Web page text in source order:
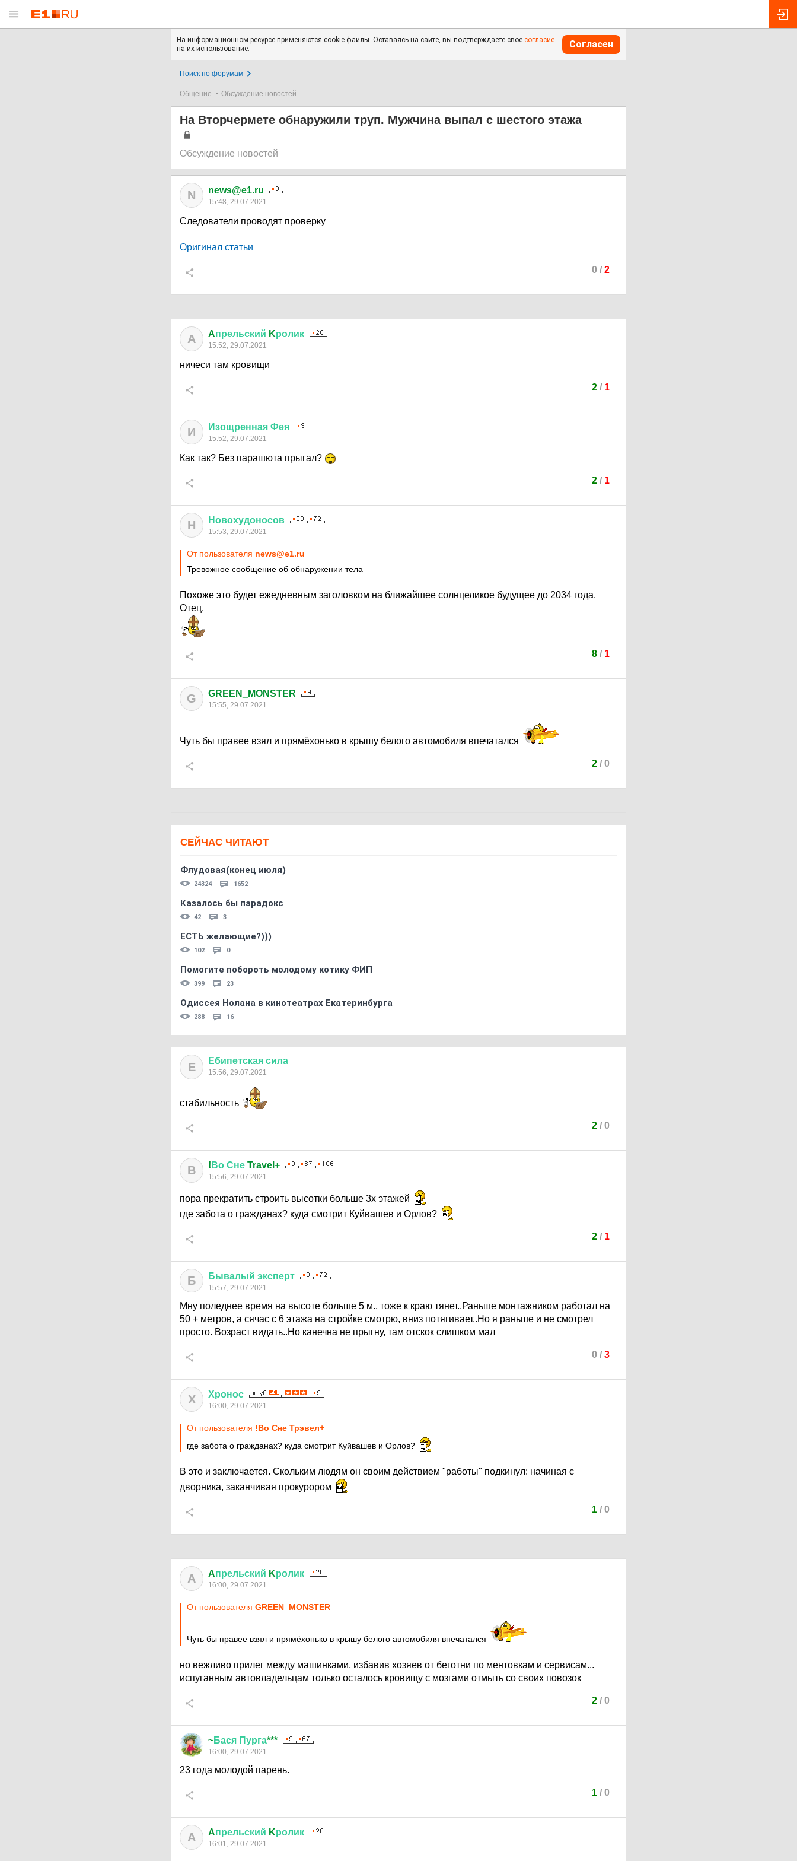
На информационном ресурсе применяются cookie-файлы. Оставаясь на сайте, вы подтверждаете свое согласие
на их использование.
Согласен
Поиск по форумам
Общение Обсуждение новостей
На Вторчермете обнаружили труп. Мужчина выпал с шестого этажа
Обсуждение новостей
N news@e1.ru
15:48, 29.07.2021
Следователи проводят проверку
Оригинал статьи
0 / 2
A Aпрельский Kролик
15:52, 29.07.2021
ничеси там кровищи
2/ 1
И Изощренная Фея
15:52, 29.07.2021
Как так? Без парашюта прыгал?
2/ 1
Н Новохудоносов
15:53, 29.07.2021
От пользователя news@e1.ru
Тревожное сообщение об обнаружении тела
Похоже это будет ежедневным заголовком на ближайшее солнцеликое будущее до 2034 года.
Отец.
8/ 1
G GREEN_MONSTER
15:55, 29.07.2021
Чуть бы правее взял и прямёхонько в крышу белого автомобиля впечатался
2/ 0
СЕЙЧАС ЧИТАЮТ
Флудовая(конец июля)
24324 1652
Казалось бы парадокс
42 3
ЕСТЬ желающие?)))
102 0
Помогите побороть молодому котику ФИП
399 23
Одиссея Нолана в кинотеатрах Екатеринбурга
288 16
Е Ебипетская сила
15:56, 29.07.2021
стабильность
2/ 0
В ! Во Сне Travel+
15:56, 29.07.2021
пора прекратить строить высотки больше 3х этажей
где забота о гражданах? куда смотрит Куйвашев и Орлов?
2/ 1
Б Бывалый эксперт
15:57, 29.07.2021
Мну поледнее время на высоте больше 5 м., тоже к краю тянет..Раньше монтажником работал на
50 + метров, а сячас с 6 этажа на стройке смотрю, вниз потягивает..Но я раньше и не смотрел
просто. Возраст видать..Но канечна не прыгну, там отскок слишком мал
0 / 3
Х Хронос
16:00, 29.07.2021
От пользователя !Во Сне Трэвел+
где забота о гражданах? куда смотрит Куйвашев и Орлов?
В это и заключается. Скольким людям он своим действием "работы" подкинул: начиная с
дворника, заканчивая прокурором
1/ 0
A Aпрельский Kролик
16:00, 29.07.2021
От пользователя GREEN_MONSTER
Чуть бы правее взял и прямёхонько в крышу белого автомобиля впечатался
но вежливо прилег между машинками, избавив хозяев от беготни по ментовкам и сервисам...
испуганным автовладельцам только осталось кровищу с мозгами отмыть со своих повозок
2/ 0
~Бася Пурга***
16:00, 29.07.2021
23 года молодой парень.
1/ 0
A Aпрельский Kролик
16:01, 29.07.2021